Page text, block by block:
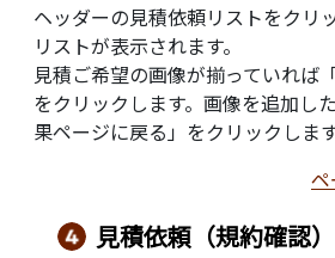
ヘッダーの見積依頼リストをクリ
リストが表示されます。
見積ご希望の画像が揃っていれば
をクリックします。画像を追加し
果ページに戻る」をクリックします
見積依頼（規約確認）